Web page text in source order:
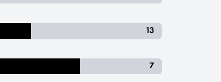
13
7